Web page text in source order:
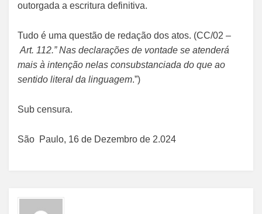
outorgada a escritura definitiva.
Tudo é uma questão de redação dos atos. (CC/02 –
Art. 112.” Nas declarações de vontade se atenderá
mais à intenção nelas consubstanciada do que ao
sentido literal da linguagem.”)
Sub censura.
São Paulo, 16 de Dezembro de 2.024